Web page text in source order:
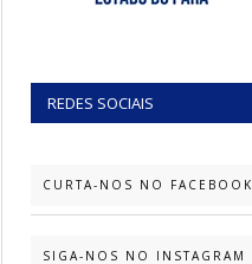
REDES SOCIAIS
CURTA-NOS NO FACEBOOK
SIGA-NOS NO INSTAGRAM